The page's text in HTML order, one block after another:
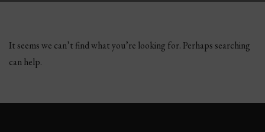
It seems we can’t find what you’re looking for. Perhaps searching
can help.